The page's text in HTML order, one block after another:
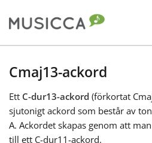
Български
Dansk
Cmaj13-ackord
Ett C-dur13-ackord (förkortat
sjutonigt ackord som består av
A. Ackordet skapas genom att
till ett C-dur11-ackord.